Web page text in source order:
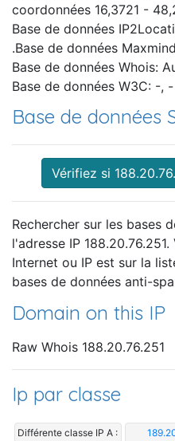
coordonnées 16,3721 -
Base de données
.Base de données
Base de données Whois:
Base de données W3C: -, -
Base de données
Vérifiez si
Rechercher sur les bases
l'adresse IP
Internet ou IP est sur la
bases de données anti-
Domain on this IP
Raw Whois 188.20.76.251
Ip par classe
Différente classe IP A :